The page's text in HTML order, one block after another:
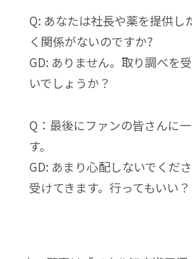
Q: あなたは社長や薬を提供し
く関係がないのですか?
GD: ありません。取り調べを
いでしょうか？
Q：最後にファンの皆さんに
す。
GD: あまり心配しないでくだ
受けてきます。行ってもいい？